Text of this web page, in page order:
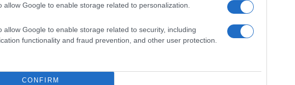
allow Google to enable storage related to personalization.
allow Google to enable storage related to security, including
functionality and fraud prevention, and other user protection.
CONFIRM
principalmente da
un valore complessivo di circa3,4 miliardi
utilizzati per opere pubbliche, la cui utilità